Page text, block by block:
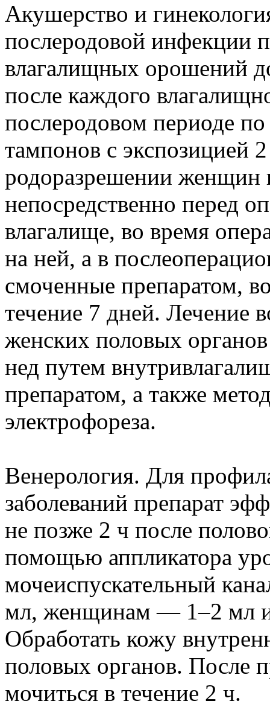
Акушерство и
послеродовой инфекции
влагалищных орошений
после каждого
послеродовом периоде
тампонов с экспозицией
родоразрешении женщин
непосредственно перед
влагалище, во время
на ней, а в
смоченные препаратом,
течение 7 дней. Лечение
женских половых
нед путем
препаратом, а также
электрофореза.
Венерология. Для
заболеваний препарат
не позже 2 ч после
помощью аппликатора
мочеиспускательный
мл, женщинам — 1–2 мл
Обработать кожу
половых органов. После
мочиться в течение 2 ч.